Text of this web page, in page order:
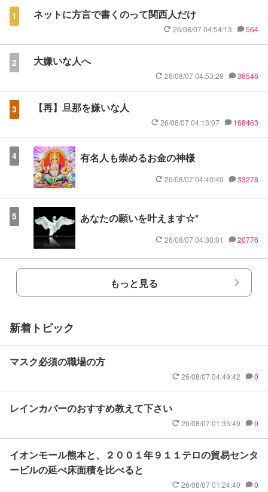
1 ネットに方言で書くのって関西人だけ
26/08/07 04:54:13 564
2 大嫌いな人へ
26/08/07 04:53:28 36546
3 【再】旦那を嫌いな人
26/08/07 04:13:07 168463
4 有名人も崇めるお金の神様
26/08/07 04:40:40 33278
5 あなたの願いを叶えます☆*
26/08/07 04:30:01 20776
もっと見る
新着トピック
マスク必須の職場の方
26/08/07 04:49:42 0
レインカバーのおすすめ教えて下さい
26/08/07 01:35:49 0
イオンモール熊本と、２００１年９１１テロの貿易センタ
ービルの延べ床面積を比べると
26/08/07 01:24:40 0